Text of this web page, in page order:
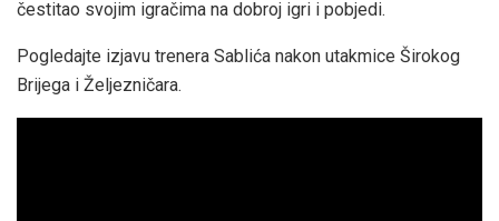
čestitao svojim igračima na dobroj igri i pobjedi.
Pogledajte izjavu trenera Sablića nakon utakmice Širokog
Brijega i Željezničara.